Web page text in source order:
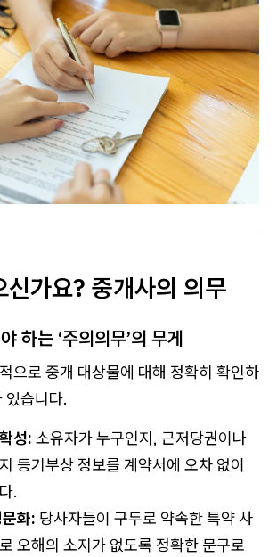
신가요? 중개사의 의무
하는 ‘주의의무’의 무게
으로 중개 대상물에 대해 정확히 확인하
있습니다.
성: 소유자가 누구인지, 근저당권이나
등기부상 정보를 계약서에 오차 없이
.
화: 당사자들이 구두로 약속한 특약 사
오해의 소지가 없도록 정확한 문구로